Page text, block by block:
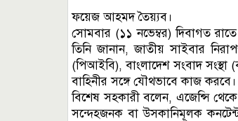
ফয়েজ আহমদ তৈয়্যব।
সোমবার (১১ নভেম্বর) দিবাগত
তিনি জানান, জাতীয় সাইবার
(পিআইবি), বাংলাদেশ সংবাদ
বাহিনীর সঙ্গে যৌথভাবে কাজ করবে।
বিশেষ সহকারী বলেন, এজেন্সি
সন্দেহজনক বা উসকানিমূলক